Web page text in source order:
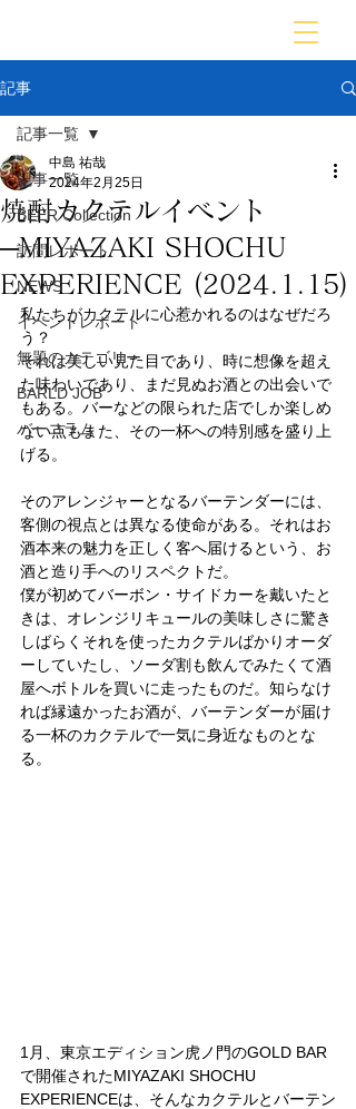
記事
記事一覧
BEER Collection
訪問レポート
NEWS
イベントレポート
無題のカテゴリー
BARLD JOB
バーコラム
記事一覧
焼酎カクテルイベント
─MIYAZAKI SHOCHU
EXPERIENCE (2024.1.15)
中島 祐哉
2024年2月25日
私たちがカクテルに心惹かれるのはなぜだろ
う？
それは美しい見た目であり、時に想像を超え
た味わいであり、まだ見ぬお酒との出会いで
もある。バーなどの限られた店でしか楽しめ
ない点もまた、その一杯への特別感を盛り上
げる。
そのアレンジャーとなるバーテンダーには、
客側の視点とは異なる使命がある。それはお
酒本来の魅力を正しく客へ届けるという、お
酒と造り手へのリスペクトだ。
僕が初めてバーボン・サイドカーを戴いたと
きは、オレンジリキュールの美味しさに驚き
しばらくそれを使ったカクテルばかりオーダ
ーしていたし、ソーダ割も飲んでみたくて酒
屋へボトルを買いに走ったものだ。知らなけ
れば縁遠かったお酒が、バーテンダーが届け
る一杯のカクテルで一気に身近なものとな
る。
1月、東京エディション虎ノ門のGOLD BAR
で開催されたMIYAZAKI SHOCHU
EXPERIENCEは、そんなカクテルとバーテン